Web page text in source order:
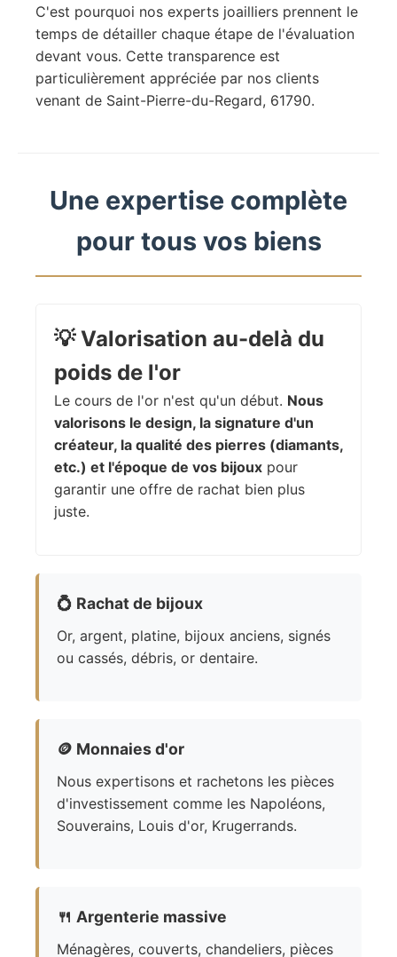
C'est pourquoi nos experts joailliers prennent le
temps de détailler chaque étape de l'évaluation
devant vous. Cette transparence est
particulièrement appréciée par nos clients
venant de Saint-Pierre-du-Regard, 61790.
Une expertise complète
pour tous vos biens
💡Valorisation au-delà du
poids de l'or
Le cours de l'or n'est qu'un début. Nous
valorisons le design, la signature d'un
créateur, la qualité des pierres (diamants,
etc.) et l'époque de vos bijoux pour
garantir une offre de rachat bien plus
juste.
💍 Rachat de bijoux
Or, argent, platine, bijoux anciens, signés
ou cassés, débris, or dentaire.
🪙 Monnaies d'or
Nous expertisons et rachetons les pièces
d'investissement comme les Napoléons,
Souverains, Louis d'or, Krugerrands.
🍴 Argenterie massive
Ménagères, couverts, chandeliers, pièces